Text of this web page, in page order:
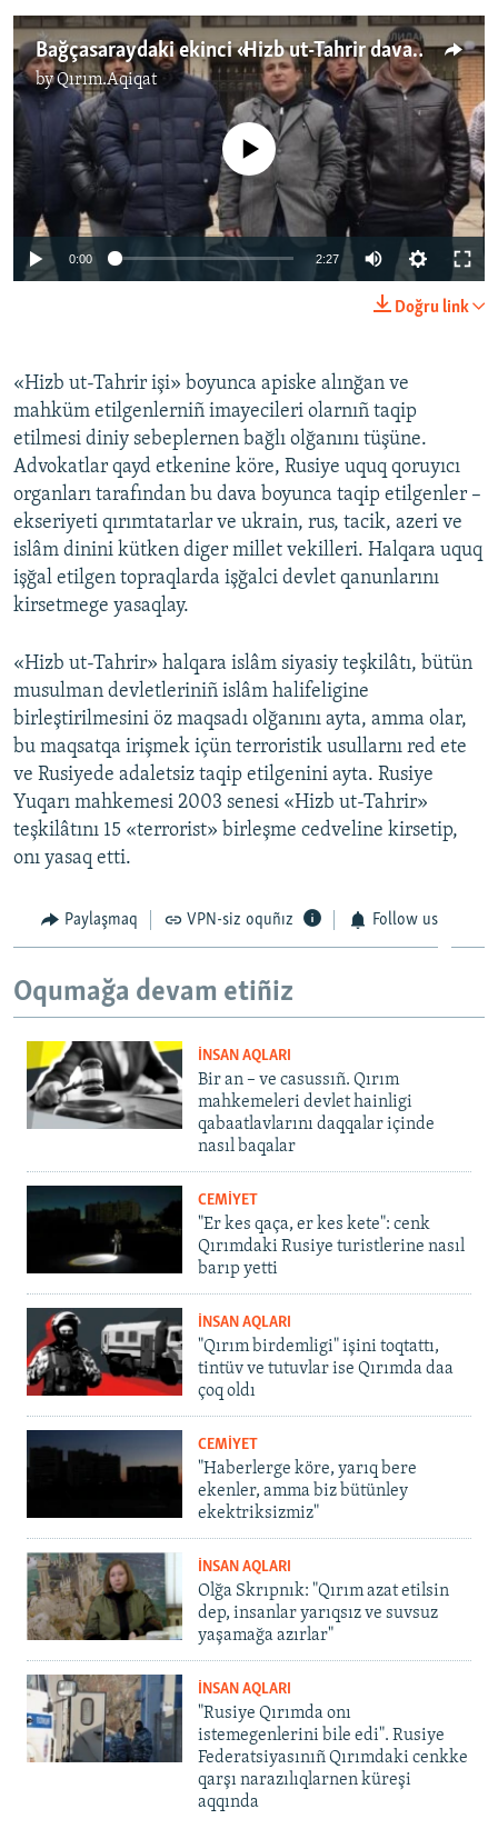
Bağçasaraydaki ekinci «Hizb ut-Tahrir davası» mabüsleriniñ apis müddeti uzatıldı
byQırım.Aqiqat
No media source currently available
0:00 2:27
Doğru link
«Hizb ut-Tahrir işi» boyunca apiske alınğan ve
mahküm etilgenlerniñ imayecileri olarnıñ taqip
etilmesi diniy sebeplernen bağlı olğanını tüşüne.
Advokatlar qayd etkenine köre, Rusiye uquq qoruyıcı
organları tarafından bu dava boyunca taqip etilgenler –
ekseriyeti qırımtatarlar ve ukrain, rus, tacik, azeri ve
islâm dinini kütken diger millet vekilleri. Halqara uquq
işğal etilgen topraqlarda işğalci devlet qanunlarını
kirsetmege yasaqlay.
«Hizb ut-Tahrir» halqara islâm siyasiy teşkilâtı, bütün
musulman devletleriniñ islâm halifeligine
birleştirilmesini öz maqsadı olğanını ayta, amma olar,
bu maqsatqa irişmek içün terroristik usullarnı red ete
ve Rusiyede adaletsiz taqip etilgenini ayta. Rusiye
Yuqarı mahkemesi 2003 senesi «Hizb ut-Tahrir»
teşkilâtını 15 «terrorist» birleşme cedveline kirsetip,
onı yasaq etti.
Paylaşmaq VPN-siz oquñız Follow us
Oqumağa devam etiñiz
İNSAN AQLARI
Bir an – ve casussıñ. Qırım
mahkemeleri devlet hainligi
qabaatlavlarını daqqalar içinde
nasıl baqalar
CEMİYET
"Er kes qaça, er kes kete": cenk
Qırımdaki Rusiye turistlerine nasıl
barıp yetti
İNSAN AQLARI
"Qırım birdemligi" işini toqtattı,
tintüv ve tutuvlar ise Qırımda daa
çoq oldı
CEMİYET
"Haberlerge köre, yarıq bere
ekenler, amma biz bütünley
ekektriksizmiz"
İNSAN AQLARI
Olğa Skrıpnık: "Qırım azat etilsin
dep, insanlar yarıqsız ve suvsuz
yaşamağa azırlar"
İNSAN AQLARI
"Rusiye Qırımda onı
istemegenlerini bile edi". Rusiye
Federatsiyasınıñ Qırımdaki cenkke
qarşı narazılıqlarnen küreşi
aqqında